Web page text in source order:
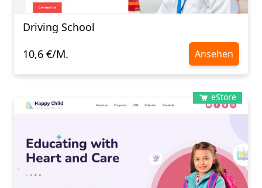
Driving School
10,6 €/M.
Ansehen
eStore